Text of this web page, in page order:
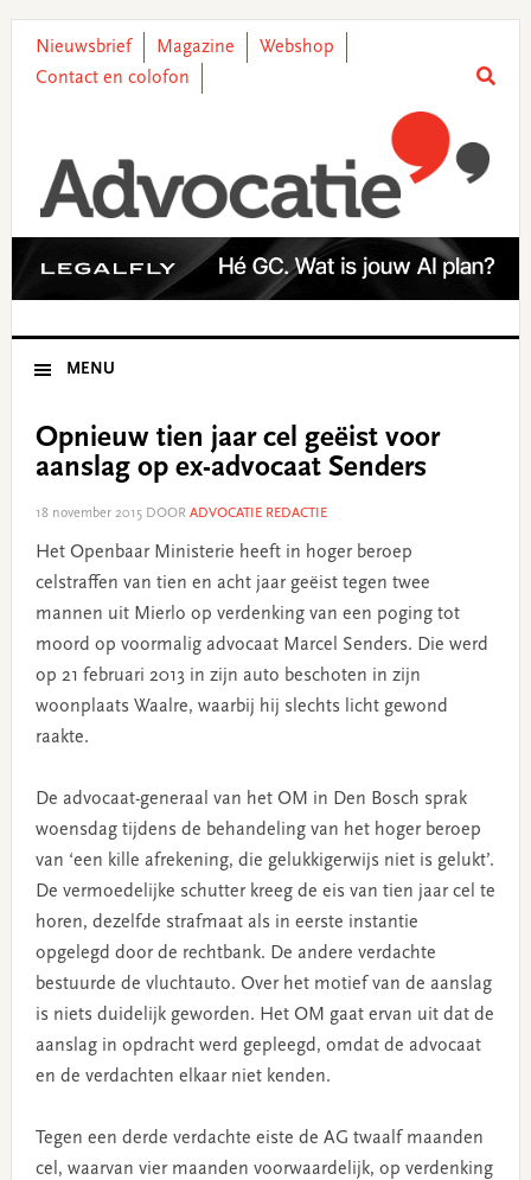
primary
main
primary
footer
Nieuwsbrief Magazine
Webshop
Contact en colofon
MENU
Opnieuw tien jaar cel geëist voor
aanslag op ex-advocaat Senders
18 november 2015DOOR ADVOCATIE REDACTIE
Het Openbaar Ministerie heeft in hoger beroep
celstraffen van tien en acht jaar geëist tegen twee
mannen uit Mierlo op verdenking van een poging tot
moord op voormalig advocaat Marcel Senders. Die werd
op 21 februari 2013 in zijn auto beschoten in zijn
woonplaats Waalre, waarbij hij slechts licht gewond
raakte.
De advocaat-generaal van het OM in Den Bosch sprak
woensdag tijdens de behandeling van het hoger beroep
van ‘een kille afrekening, die gelukkigerwijs niet is gelukt’.
De vermoedelijke schutter kreeg de eis van tien jaar cel te
horen, dezelfde strafmaat als in eerste instantie
opgelegd door de rechtbank. De andere verdachte
bestuurde de vluchtauto. Over het motief van de aanslag
is niets duidelijk geworden. Het OM gaat ervan uit dat de
aanslag in opdracht werd gepleegd, omdat de advocaat
en de verdachten elkaar niet kenden.
Tegen een derde verdachte eiste de AG twaalf maanden
cel, waarvan vier maanden voorwaardelijk, op verdenking